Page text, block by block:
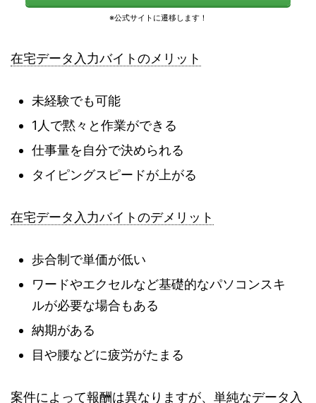
在宅データ入力バイトのメリット
未経験でも可能
1人で黙々と作業ができる
仕事量を自分で決められる
タイピングスピードが上がる
在宅データ入力バイトのデメリット
歩合制で単価が低い
ワードやエクセルなど基礎的なパソコンスキ
ルが必要な場合もある
納期がある
目や腰などに疲労がたまる
案件によって報酬は異なりますが、単純なデータ入